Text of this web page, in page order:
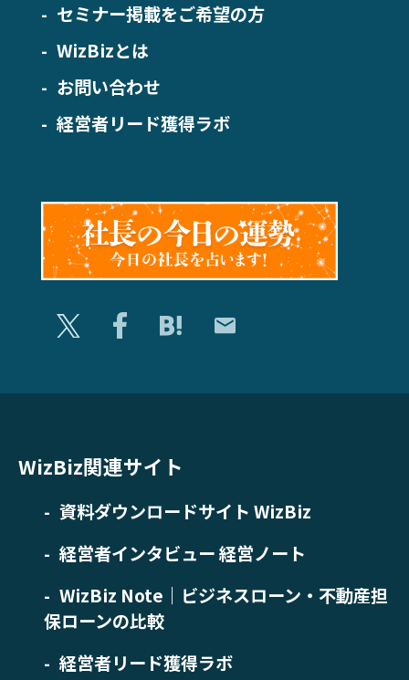
セミナー掲載をご希望の方
WizBizとは
お問い合わせ
経営者リード獲得ラボ
WizBiz関連サイト
資料ダウンロードサイト WizBiz
経営者インタビュー 経営ノート
WizBiz Note｜ビジネスローン・不動産担
保ローンの比較
経営者リード獲得ラボ